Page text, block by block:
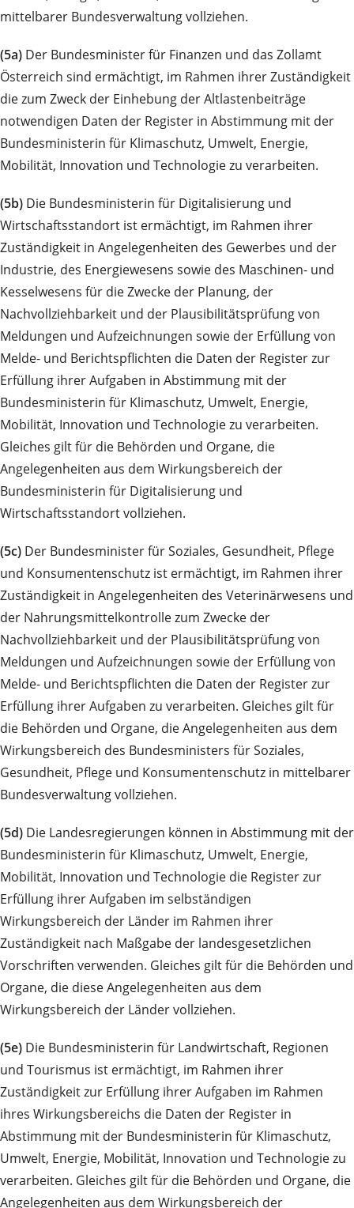
mittelbarer Bundesverwaltung vollziehen.
(5a) Der Bundesminister für Finanzen und das Zollamt
Österreich sind ermächtigt, im Rahmen ihrer Zuständigkeit
die zum Zweck der Einhebung der Altlastenbeiträge
notwendigen Daten der Register in Abstimmung mit der
Bundesministerin für Klimaschutz, Umwelt, Energie,
Mobilität, Innovation und Technologie zu verarbeiten.
(5b) Die Bundesministerin für Digitalisierung und
Wirtschaftsstandort ist ermächtigt, im Rahmen ihrer
Zuständigkeit in Angelegenheiten des Gewerbes und der
Industrie, des Energiewesens sowie des Maschinen- und
Kesselwesens für die Zwecke der Planung, der
Nachvollziehbarkeit und der Plausibilitätsprüfung von
Meldungen und Aufzeichnungen sowie der Erfüllung von
Melde- und Berichtspflichten die Daten der Register zur
Erfüllung ihrer Aufgaben in Abstimmung mit der
Bundesministerin für Klimaschutz, Umwelt, Energie,
Mobilität, Innovation und Technologie zu verarbeiten.
Gleiches gilt für die Behörden und Organe, die
Angelegenheiten aus dem Wirkungsbereich der
Bundesministerin für Digitalisierung und
Wirtschaftsstandort vollziehen.
(5c) Der Bundesminister für Soziales, Gesundheit, Pflege
und Konsumentenschutz ist ermächtigt, im Rahmen ihrer
Zuständigkeit in Angelegenheiten des Veterinärwesens und
der Nahrungsmittelkontrolle zum Zwecke der
Nachvollziehbarkeit und der Plausibilitätsprüfung von
Meldungen und Aufzeichnungen sowie der Erfüllung von
Melde- und Berichtspflichten die Daten der Register zur
Erfüllung ihrer Aufgaben zu verarbeiten. Gleiches gilt für
die Behörden und Organe, die Angelegenheiten aus dem
Wirkungsbereich des Bundesministers für Soziales,
Gesundheit, Pflege und Konsumentenschutz in mittelbarer
Bundesverwaltung vollziehen.
(5d) Die Landesregierungen können in Abstimmung mit der
Bundesministerin für Klimaschutz, Umwelt, Energie,
Mobilität, Innovation und Technologie die Register zur
Erfüllung ihrer Aufgaben im selbständigen
Wirkungsbereich der Länder im Rahmen ihrer
Zuständigkeit nach Maßgabe der landesgesetzlichen
Vorschriften verwenden. Gleiches gilt für die Behörden und
Organe, die diese Angelegenheiten aus dem
Wirkungsbereich der Länder vollziehen.
(5e) Die Bundesministerin für Landwirtschaft, Regionen
und Tourismus ist ermächtigt, im Rahmen ihrer
Zuständigkeit zur Erfüllung ihrer Aufgaben im Rahmen
ihres Wirkungsbereichs die Daten der Register in
Abstimmung mit der Bundesministerin für Klimaschutz,
Umwelt, Energie, Mobilität, Innovation und Technologie zu
verarbeiten. Gleiches gilt für die Behörden und Organe, die
Angelegenheiten aus dem Wirkungsbereich der